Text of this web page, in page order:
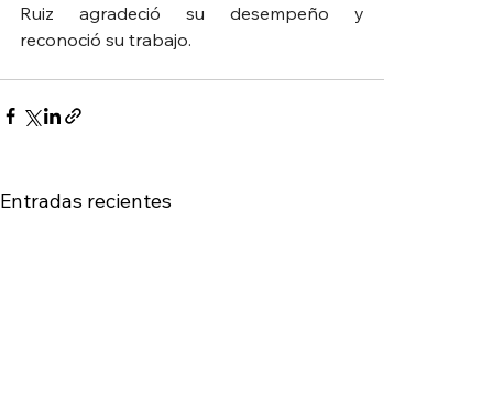
Ruiz agradeció su desempeño y
reconoció su trabajo.
Entradas recientes